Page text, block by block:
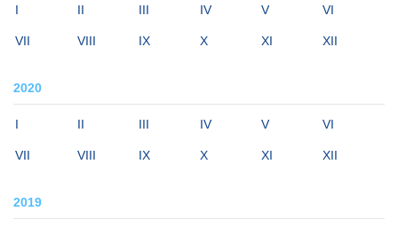
I II III IV V VI
VII VIII IX X XI XII
2020
I II III IV V VI
VII VIII IX X XI XII
2019